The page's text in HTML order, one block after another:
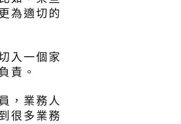
為適切的
入一個家
責。
，業務人
很多業務